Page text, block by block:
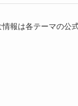
報は各テーマの公